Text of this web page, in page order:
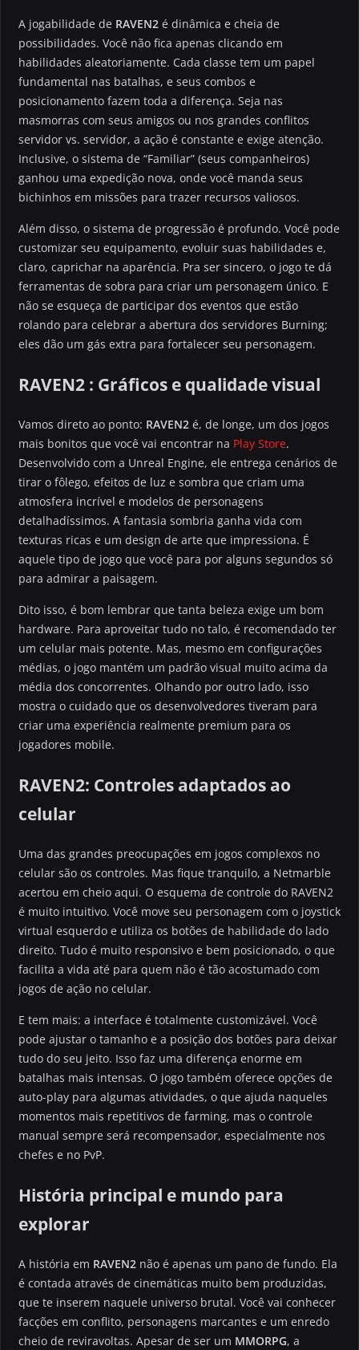
A jogabilidade de RAVEN2 é dinâmica e cheia de
possibilidades. Você não fica apenas clicando em
habilidades aleatoriamente. Cada classe tem um papel
fundamental nas batalhas, e seus combos e
posicionamento fazem toda a diferença. Seja nas
masmorras com seus amigos ou nos grandes conflitos
servidor vs. servidor, a ação é constante e exige atenção.
Inclusive, o sistema de “Familiar” (seus companheiros)
ganhou uma expedição nova, onde você manda seus
bichinhos em missões para trazer recursos valiosos.
Além disso, o sistema de progressão é profundo. Você pode
customizar seu equipamento, evoluir suas habilidades e,
claro, caprichar na aparência. Pra ser sincero, o jogo te dá
ferramentas de sobra para criar um personagem único. E
não se esqueça de participar dos eventos que estão
rolando para celebrar a abertura dos servidores Burning;
eles dão um gás extra para fortalecer seu personagem.
RAVEN2 : Gráficos e qualidade visual
Vamos direto ao ponto: RAVEN2 é, de longe, um dos jogos
mais bonitos que você vai encontrar na Play Store.
Desenvolvido com a Unreal Engine, ele entrega cenários de
tirar o fôlego, efeitos de luz e sombra que criam uma
atmosfera incrível e modelos de personagens
detalhadíssimos. A fantasia sombria ganha vida com
texturas ricas e um design de arte que impressiona. É
aquele tipo de jogo que você para por alguns segundos só
para admirar a paisagem.
Dito isso, é bom lembrar que tanta beleza exige um bom
hardware. Para aproveitar tudo no talo, é recomendado ter
um celular mais potente. Mas, mesmo em configurações
médias, o jogo mantém um padrão visual muito acima da
média dos concorrentes. Olhando por outro lado, isso
mostra o cuidado que os desenvolvedores tiveram para
criar uma experiência realmente premium para os
jogadores mobile.
RAVEN2: Controles adaptados ao
celular
Uma das grandes preocupações em jogos complexos no
celular são os controles. Mas fique tranquilo, a Netmarble
acertou em cheio aqui. O esquema de controle do RAVEN2
é muito intuitivo. Você move seu personagem com o joystick
virtual esquerdo e utiliza os botões de habilidade do lado
direito. Tudo é muito responsivo e bem posicionado, o que
facilita a vida até para quem não é tão acostumado com
jogos de ação no celular.
E tem mais: a interface é totalmente customizável. Você
pode ajustar o tamanho e a posição dos botões para deixar
tudo do seu jeito. Isso faz uma diferença enorme em
batalhas mais intensas. O jogo também oferece opções de
auto-play para algumas atividades, o que ajuda naqueles
momentos mais repetitivos de farming, mas o controle
manual sempre será recompensador, especialmente nos
chefes e no PvP.
História principal e mundo para
explorar
A história em RAVEN2 não é apenas um pano de fundo. Ela
é contada através de cinemáticas muito bem produzidas,
que te inserem naquele universo brutal. Você vai conhecer
facções em conflito, personagens marcantes e um enredo
cheio de reviravoltas. Apesar de ser um MMORPG, a